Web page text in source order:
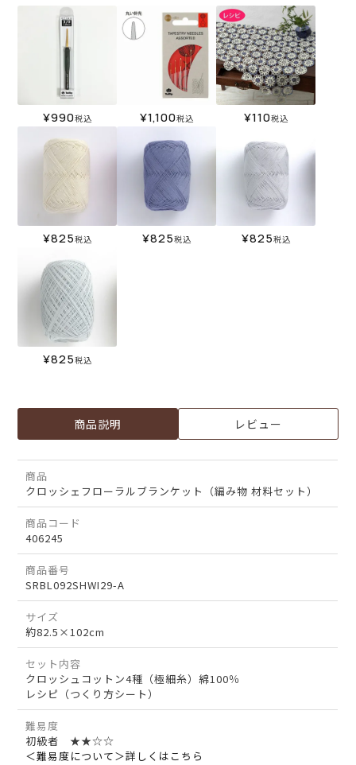
¥990税込 ¥1,100税込 ¥110税込
¥825税込 ¥825税込 ¥825税込
¥825税込
商品説明 レビュー
商品
クロッシェフローラルブランケット（編み物 材料セット）
商品コード
406245
商品番号
SRBL092SHWI29-A
サイズ
約82.5×102cm
セット内容
クロッシュコットン4種（極細糸）綿100％
レシピ（つくり方シート）
難易度
初級者 ★★☆☆
＜難易度について＞詳しくはこちら